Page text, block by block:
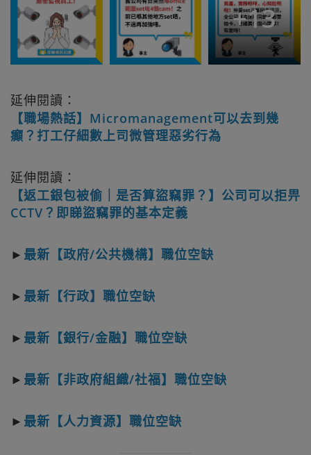
+13
延伸閱讀：
【職場熱話】Micromanagement可以去到幾
癲？打工仔細數上司微管理惡劣行為
延伸閱讀：
【返工銀包被偷｜是否算盜竊罪？】公司可以拒畀
CCTV？即睇盜竊罪的基本定義
► 最新【政府/公共機構】職位空缺
► 最新【行政】職位空缺
► 最新【銀行/金融】職位空缺
► 最新【非政府組織/社福】職位空缺
► 最新【人力資源】職位空缺